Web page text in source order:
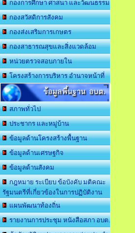
กองการศึกษา ศาสนา และวัฒนธรรม
กองสวัสดิการสังคม
กองส่งเสริมการเกษตร
กองสาธารณสุขและสิ่งแวดล้อม
หน่วยตรวจสอบภายใน
โครงสร้างการบริหาร อำนาจหน้าที่
ข้อมูลพื้นฐาน อบต.
สภาพทั่วไป
ประชากร และหมู่บ้าน
ข้อมูลด้านโครงสร้างพื้นฐาน
ข้อมูลด้านเศรษฐกิจ
ข้อมูลด้านสังคม
กฎหมาย ระเบียบ ข้อบังคับ มติคณะ
รัฐมนตรีที่เกี่ยวข้องในการปฏิบัติงาน
แผนพัฒนาท้องถิ่น
รายงานการประชุม หนังสือสภา อบต.